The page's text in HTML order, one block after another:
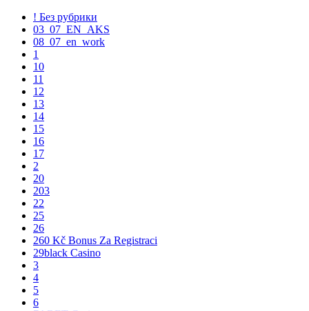
! Без рубрики
03_07_EN_AKS
08_07_en_work
1
10
11
12
13
14
15
16
17
2
20
203
22
25
26
260 Kč Bonus Za Registraci
29black Casino
3
4
5
6